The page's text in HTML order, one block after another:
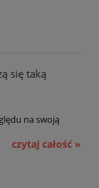
się taką
na swoją
czytaj całość »